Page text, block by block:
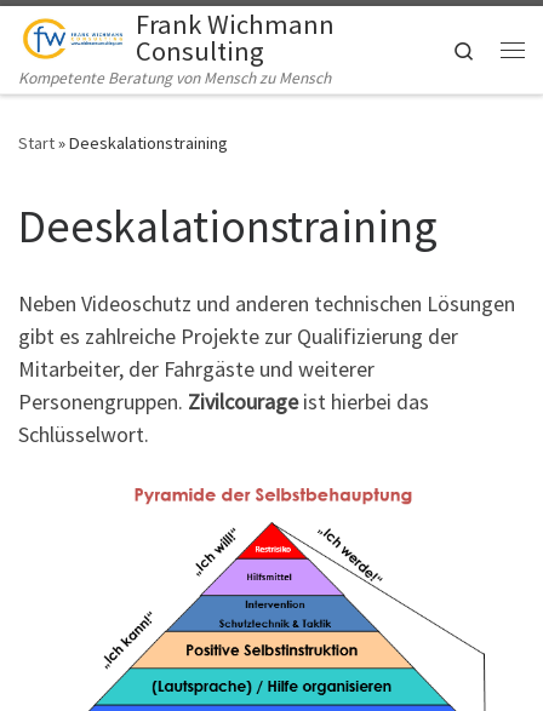
Zum Inhalt springenFrank Wichmann
Consulting
Kompetente Beratung von Mensch zu Mensch
Search
Start»Deeskalationstraining
Deeskalationstraining
Neben Videoschutz und anderen technischen Lösungen
gibt es zahlreiche Projekte zur Qualifizierung der
Mitarbeiter, der Fahrgäste und weiterer
Personengruppen. Zivilcourageist hierbei das
Schlüsselwort.